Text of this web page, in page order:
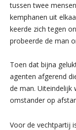
tussen twee
kemphanen uit
keerde zich tegen
probeerde de man
Toen dat bijna
agenten afgerend
de man. Uiteindelijk
omstander op
Voor de vechtpartij